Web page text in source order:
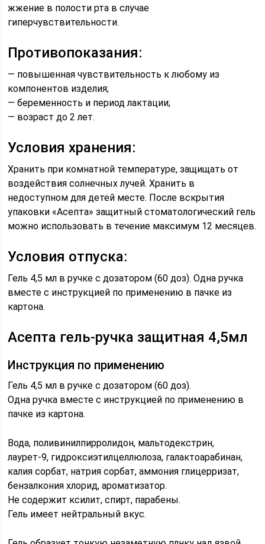
жжение в полости рта в случае
гиперчувствительности.
Противопоказания:
— повышенная чувствительность к любому из
компонентов изделия;
— беременность и период лактации;
— возраст до 2 лет.
Условия хранения:
Хранить при комнатной температуре, защищать от
воздействия солнечных лучей. Хранить в
недоступном для детей месте. После вскрытия
упаковки «Асепта» защитный стоматологический гель
можно использовать в течение максимум 12 месяцев.
Условия отпуска:
Гель 4,5 мл в ручке с дозатором (60 доз). Одна ручка
вместе с инструкцией по применению в пачке из
картона.
Асепта гель-ручка защитная 4,5мл
Инструкция по применению
Гель 4,5 мл в ручке с дозатором (60 доз).
Одна ручка вместе с инструкцией по применению в
пачке из картона.
Вода, поливинилпирролидон, мальтодекстрин,
лаурет-9, гидроксиэтилцеллюлоза, галактоарабинан,
калия сорбат, натрия сорбат, аммония глицерризат,
бензалкония хлорид, ароматизатор.
Не содержит ксилит, спирт, парабены.
Гель имеет нейтральный вкус.